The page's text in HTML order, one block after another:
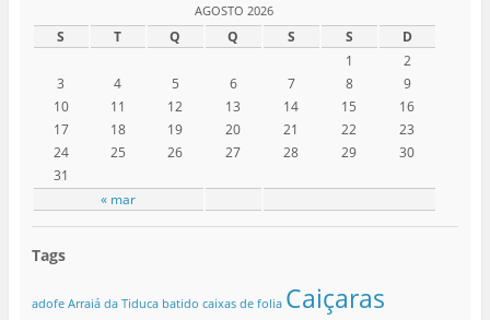
AGOSTO 2026
S T Q Q S S D
« mar
1
2
3
4 5 6 7 8
9
10
11 12 13 14 15
16
17
18 19 20 21 22
23
24
25 26 27 28 29
30
31
Tags
adofe Arraiá da Tiduca batido caixas de folia Caiçaras